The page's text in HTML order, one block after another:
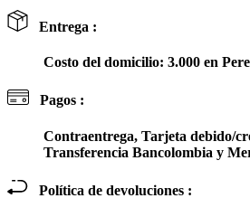
Entrega :
Costo del domicilio: 3.000 en
Pagos :
Contraentrega, Tarjeta debido/
Transferencia Bancolombia y
Política de devoluciones :